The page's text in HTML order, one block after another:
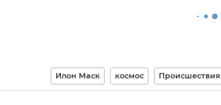
Илон Маск космос Происшествия